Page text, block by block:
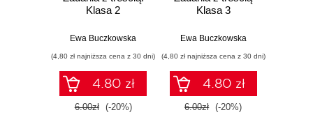
Klasa 2
Ewa Buczkowska
(4,80 zł najniższa cena z 30 dni)
4.80 zł
6.00zł (-20%)
Klasa 3
Ewa Buczkowska
(4,80 zł najniższa cena z 30 dni)
4.80 zł
6.00zł (-20%)